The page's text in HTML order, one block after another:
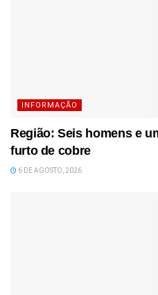
INFORMAÇÃO
Região: Seis homens e
furto de cobre
6 DE AGOSTO, 2026